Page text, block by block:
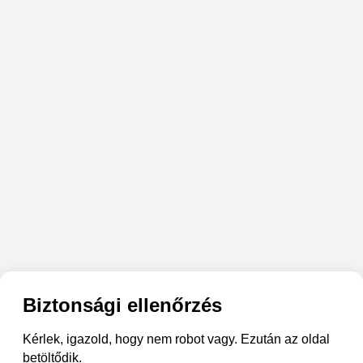
Biztonsági ellenőrzés
Kérlek, igazold, hogy nem robot vagy. Ezután az oldal
betöltődik.